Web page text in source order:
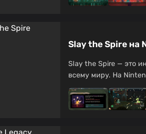
Slay the Spire на
Slay the Spire — это
всему миру. На